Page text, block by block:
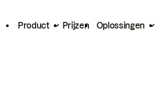
Product Prijzen Oplossingen